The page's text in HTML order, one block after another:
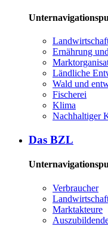
Er­näh­rung
Länd­li­che
Wald und
Fi­sche­rei
Kli­ma
Nach­hal­ti­ger
Das BZL
Ver­brau­cher
Mark­tak­teu­re